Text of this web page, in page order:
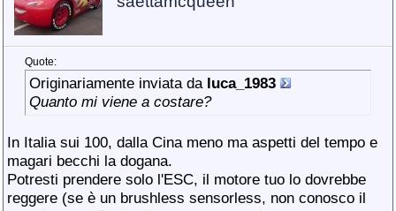
Quote:
Originariamente inviata da luca_1983
Quanto mi viene a costare?
In Italia sui 100, dalla Cina meno ma aspetti del tempo e
magari becchi la dogana.
Potresti prendere solo l'ESC, il motore tuo lo dovrebbe
reggere (se è un brushless sensorless, non conosco il